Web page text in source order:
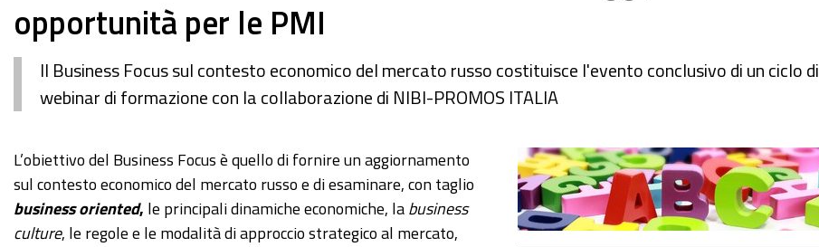
opportunità per le PMI
Il Business Focus sul contesto economico del mercato russo costituisce l'evento conclusivo di un ciclo di
webinar di formazione con la collaborazione di NIBI-PROMOS ITALIA
https://www.ge.camcom.gov.it/it/promuovi/internazionalizzazione-
1/partecipa-
1/eventi-
e-
L’obiettivo del Business Focus è quello di fornire un aggiornamento
sul contesto economico del mercato russo e di esaminare, con taglio
business oriented, le principali dinamiche economiche, la business
culture, le regole e le modalità di approccio strategico al mercato,